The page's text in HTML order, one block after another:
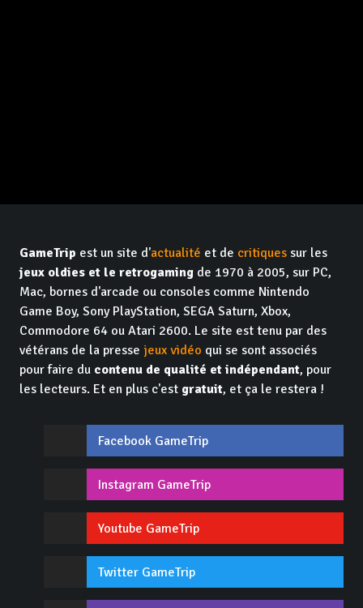
GameTrip est un site d'actualité et de critiques sur les
jeux oldies et le retrogaming de 1970 à 2005, sur PC,
Mac, bornes d'arcade ou consoles comme Nintendo
Game Boy, Sony PlayStation, SEGA Saturn, Xbox,
Commodore 64 ou Atari 2600. Le site est tenu par des
vétérans de la presse jeux vidéo qui se sont associés
pour faire du contenu de qualité et indépendant, pour
les lecteurs. Et en plus c'est gratuit, et ça le restera !
Facebook GameTrip
Instagram GameTrip
Youtube GameTrip
Twitter GameTrip